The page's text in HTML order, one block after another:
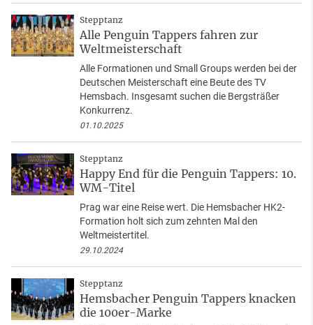
Stepptanz
Alle Penguin Tappers fahren zur
Weltmeisterschaft
Alle Formationen und Small Groups werden bei der
Deutschen Meisterschaft eine Beute des TV
Hemsbach. Insgesamt suchen die Bergsträßer
Konkurrenz.
01.10.2025
Stepptanz
Happy End für die Penguin Tappers: 10.
WM-Titel
Prag war eine Reise wert. Die Hemsbacher HK2-
Formation holt sich zum zehnten Mal den
Weltmeistertitel.
29.10.2024
Stepptanz
Hemsbacher Penguin Tappers knacken
die 100er-Marke